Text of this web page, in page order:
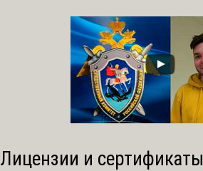
Лицензии и сертификаты